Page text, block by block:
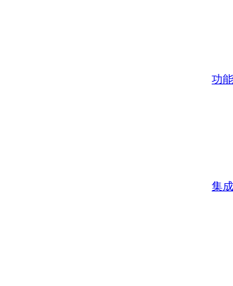
功能
集成